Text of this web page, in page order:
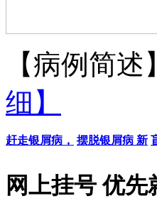
【病例简
细】
赶走银屑病， 摆脱银屑病 新
网上挂号 优先